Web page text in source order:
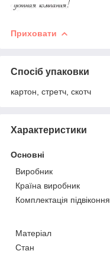
Приховати
Спосіб упаковки
картон, стретч, скотч
Характеристики
Основні
Виробник
Країна виробник
Комплектація підвіконня
Матеріал
Стан